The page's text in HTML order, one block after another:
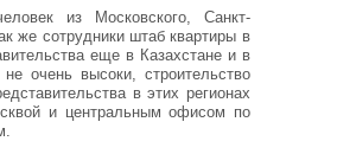
из Московского, Санкт-
же сотрудники штаб квартиры в
еще в Казахстане и в
очень высоки, строительство
в этих регионах
и центральным офисом по